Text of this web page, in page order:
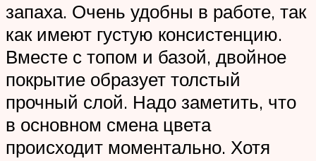
запаха. Очень удобны в работе, так
как имеют густую консистенцию.
Вместе с топом и базой, двойное
покрытие образует толстый
прочный слой. Надо заметить, что
в основном смена цвета
происходит моментально. Хотя